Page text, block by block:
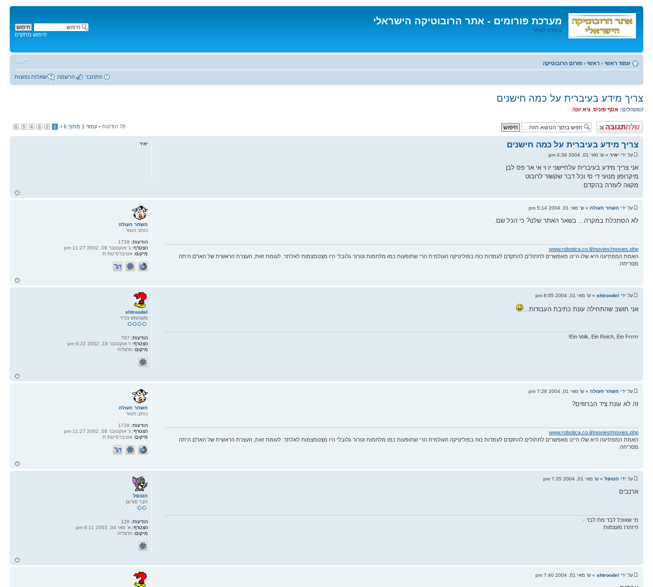
מערכת פורומים - אתר הרובוטיקה הישראלי
בחזרה לאתר
לתוכן
חיפוש מתקדם
עמוד ראשי ‹ ראשי ‹ פורום הרובוטיקה
שאלות נפוצות הרשמה התחבר
צריך מידע בעיברית על כמה חישנים
המנהלים: אסף פוניס גיא יונה
פרסם תגובה 78 הודעות • עמוד 1 מתוך 6
•
1
2
3
4
5
6
צריך מידע בעיברית על כמה חישנים
על ידי יאיר » ש' מאי 01, 2004 4:36 pm
אני צריך מידע בעיברית עלחיישני יו וי אי אר פס לבן
מיקרופון מנועי די סי וכל דבר שקשור לרובוט
מקווה לעזרה בהקדם
יאיר
על ידי השחר העולה » ש' מאי 01, 2004 5:14 pm
לא הסתכלת במקרה... בשאר האתר שלנו? כי הכל שם.
www.robotica.co.il/movies/movies.php
האמת המפתיעה היא שלו היינו מאפשרים לחתולים להתקדם לעמדות כוח בפוליטיקה העולמית הרי שתופעות כמו מלחמות וטרור גלובלי היו מצטמצמות לאלתר. לעומת זאת, העצרת הראשית של האו"ם היתה
מסריחה.
השחר העולה
כותב הטור
הודעות:1739
הצטרף:ג' אוקטובר 08, 2002 11:27 pm
מיקום:אוניברסיטת ת
על ידי shtroodel » ש' מאי 01, 2004 6:05 pm
אני חושב שהתחילה עונת כתיבת העבודות...
Ein Volk, Ein Reich, Ein Frrrrr!
shtroodel
משתמש בכיר
הודעות:
הצטרף: ו' אוקטובר 18, 2002 6:22 pm
מיקום: הרצליה
על ידי השחר העולה » ש' מאי 01, 2004 7:28 pm
זה לא עונת ציד הברווזים?
www.robotica.co.il/movies/movies.php
האמת המפתיעה היא שלו היינו מאפשרים לחתולים להתקדם לעמדות כוח בפוליטיקה העולמית הרי שתופעות כמו מלחמות וטרור גלובלי היו מצטמצמות לאלתר. לעומת זאת, העצרת הראשית של האו"ם היתה
מסריחה.
השחר העולה
כותב הטור
הודעות:1739
הצטרף:ג' אוקטובר 08, 2002 11:27 pm
מיקום:אוניברסיטת ת
על ידי הטופל » ש' מאי 01, 2004 7:35 pm
ארנבים
מי שאוכל לבד מת לבד -
היזהרו מעצמות
הטופל
חבר פורום
הודעות:
הצטרף: א' מאי 04, 2003 6:11 pm
מיקום: הרצליה
על ידי shtroodel » ש' מאי 01, 2004 7:40 pm